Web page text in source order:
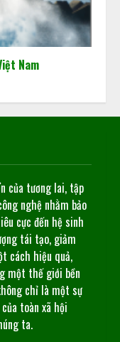
Nam
của tương lai, tập
nghệ nhằm bảo
cực đến hệ sinh
tái tạo, giảm
cách hiệu quả,
một thế giới bền
chỉ là một sự
toàn xã hội
ta.